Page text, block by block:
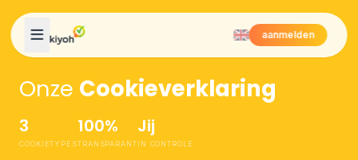
Skip to content
aanmelden
Onze Cookieverklaring
3
COOKIETYPES
100%
TRANSPARANT
Jij
IN CONTROLE